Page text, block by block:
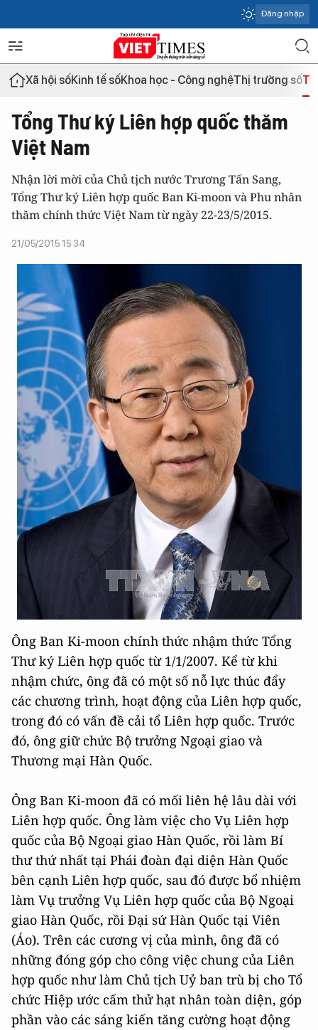
Đăng nhập
Xã hội sốKinh tế sốKhoa học - Công nghệThị trường số
Tổng Thư ký Liên hợp quốc thăm
Việt Nam
Nhận lời mời của Chủ tịch nước Trương Tấn Sang,
Tổng Thư ký Liên hợp quốc Ban Ki-moon và Phu nhân
thăm chính thức Việt Nam từ ngày 22-23/5/2015.
21/05/2015 15:34
Ông Ban Ki-moon chính thức nhậm thức Tổng
Thư ký Liên hợp quốc từ 1/1/2007. Kể từ khi
nhậm chức, ông đã có một số nỗ lực thúc đẩy
các chương trình, hoạt động của Liên hợp quốc,
trong đó có vấn đề cải tổ Liên hợp quốc. Trước
đó, ông giữ chức Bộ trưởng Ngoại giao và
Thương mại Hàn Quốc.
Ông Ban Ki-moon đã có mối liên hệ lâu dài với
Liên hợp quốc. Ông làm việc cho Vụ Liên hợp
quốc của Bộ Ngoại giao Hàn Quốc, rồi làm Bí
thư thứ nhất tại Phái đoàn đại diện Hàn Quốc
bên cạnh Liên hợp quốc, sau đó được bổ nhiệm
làm Vụ trưởng Vụ Liên hợp quốc của Bộ Ngoại
giao Hàn Quốc, rồi Đại sứ Hàn Quốc tại Viên
(Áo). Trên các cương vị của mình, ông đã có
những đóng góp cho công việc chung của Liên
hợp quốc như làm Chủ tịch Uỷ ban trù bị cho Tổ
chức Hiệp ước cấm thử hạt nhân toàn diện, góp
phần vào các sáng kiến tăng cường hoạt động